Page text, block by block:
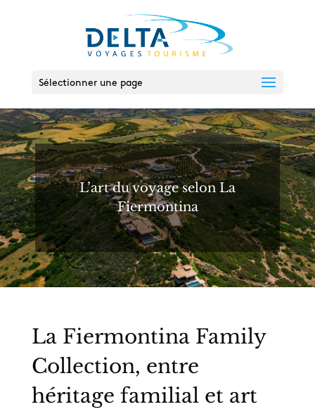
Sélectionner une page
L’art du voyage selon La
Fiermontina
La Fiermontina Family
Collection, entre
héritage familial et art